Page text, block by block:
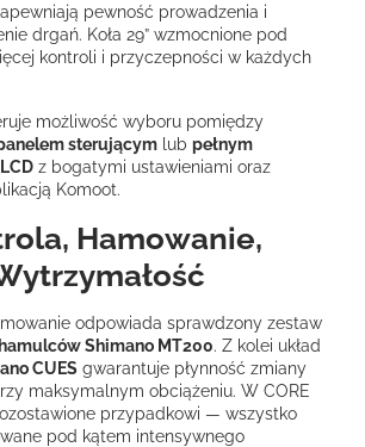
pewność prowadzenia i
drgań. Koła 29” wzmocnione pod
kontroli i przyczepności w każdych
możliwość wyboru pomiędzy
sterującymlub pełnym
z bogatymi ustawieniami oraz
Komoot.
Hamowanie,
odpowiada sprawdzony zestaw
Shimano MT200. Z kolei układ
CUESgwarantuje płynność zmiany
maksymalnym obciążeniu. W CORE
przypadkowi — wszystko
pod kątem intensywnego